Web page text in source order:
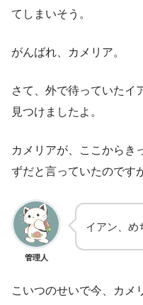
てしまいそう。
がんばれ、カメリア。
さて、外で待っていたイ
見つけましたよ。
カメリアが、ここからき
ずだと言っていたのです
管理人
イアン、め
こいつのせいで今、カメ